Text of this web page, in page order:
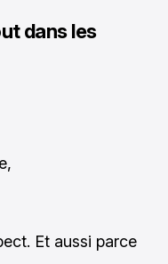
dans les
Et aussi parce